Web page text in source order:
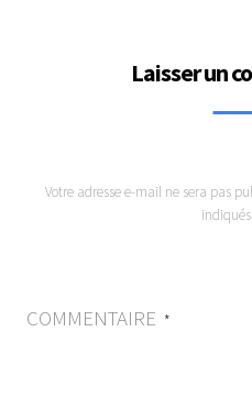
Laisser un
Votre adresse e-mail ne sera pas
COMMENTAIRE *